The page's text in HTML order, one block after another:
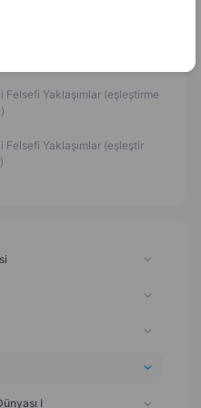
Felsefi Yaklaşımlar (eşleştirme
Felsefi Yaklaşımlar (eşleştir
I